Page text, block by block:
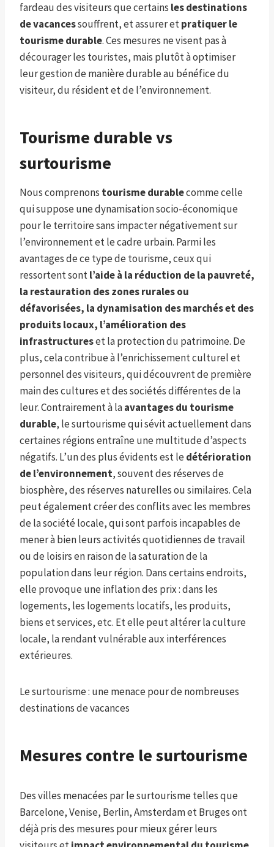
fardeau des visiteurs que certains les destinations
de vacancessouffrent, et assurer etpratiquer le
tourisme durable. Ces mesures ne visent pas à
décourager les touristes, mais plutôt à optimiser
leur gestion de manière durable au bénéfice du
visiteur, du résident et de l’environnement.
Tourisme durable vs
surtourisme
Nous comprenons tourisme durablecomme celle
qui suppose une dynamisation socio-économique
pour le territoire sans impacter négativement sur
l’environnement et le cadre urbain. Parmi les
avantages de ce type de tourisme, ceux qui
ressortent sontl’aide à la réduction de la pauvreté,
la restauration des zones rurales ou
défavorisées, la dynamisation des marchés et des
produits locaux, l’amélioration des
infrastructureset la protection du patrimoine. De
plus, cela contribue à l’enrichissement culturel et
personnel des visiteurs, qui découvrent de première
main des cultures et des sociétés différentes de la
leur. Contrairement à laavantages du tourisme
durable, le surtourisme qui sévit actuellement dans
certaines régions entraîne une multitude d’aspects
négatifs. L’un des plus évidents est le détérioration
de l’environnement, souvent des réserves de
biosphère, des réserves naturelles ou similaires. Cela
peut également créer des conflits avec les membres
de la société locale, qui sont parfois incapables de
mener à bien leurs activités quotidiennes de travail
ou de loisirs en raison de la saturation de la
population dans leur région. Dans certains endroits,
elle provoque une inflation des prix : dans les
logements, les logements locatifs, les produits,
biens et services, etc. Et elle peut altérer la culture
locale, la rendant vulnérable aux interférences
extérieures.
Le surtourisme : une menace pour de nombreuses
destinations de vacances
Mesures contre le surtourisme
Des villes menacées par le surtourisme telles que
Barcelone, Venise, Berlin, Amsterdam et Bruges ont
déjà pris des mesures pour mieux gérer leurs